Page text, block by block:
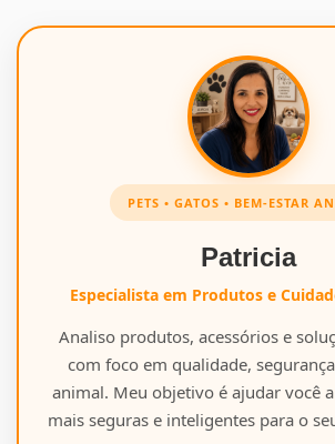
PETS • GATOS • BEM-ESTAR
Patricia
Especialista em Produtos e
Analiso produtos, acessórios e
com foco em qualidade,
animal. Meu objetivo é ajudar você
mais seguras e inteligentes para o